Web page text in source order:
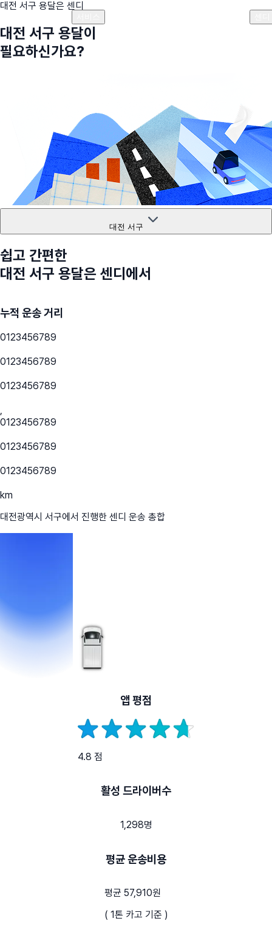
대전 서구 용달은 센디
대전 서구 용달이
필요하신가요?
대전 서구
쉽고 간편한
대전 서구 용달은 센디에서
누적 운송 거리
0123456789
0123456789
0123456789
,
0123456789
0123456789
0123456789
km
대전광역시 서구에서 진행한 센디 운송 총합
앱 평점
4.8 점
활성 드라이버수
1,298명
평균 운송비용
평균 57,910원
( 1톤 카고 기준 )